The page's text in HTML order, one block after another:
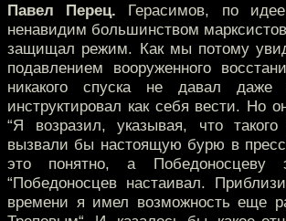
Павел Перец. Герасимов, по
ненавидим большинством
защищал режим. Как мы потому
подавлением вооруженного
никакого спуска не давал
инструктировал как себя вести. Но
“Я возразил, указывая, что
вызвали бы настоящую бурю в
это понятно, а Победоносцеву
“Победоносцев настаивал.
времени я имел возможность еще